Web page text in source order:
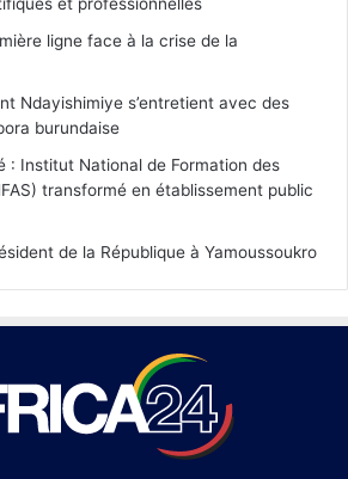
ligne face à la crise de la
Ndayishimiye s’entretient avec des
burundaise
: Institut National de Formation des
transformé en établissement public
de la République à Yamoussoukro